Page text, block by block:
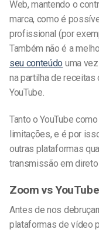
Web, mantendo o
marca, como é
profissional (por
Também não é a
seu conteúdo uma
na partilha de
YouTube.
Tanto o YouTube
limitações, e é por
outras plataformas
transmissão em direto
Zoom vs
Antes de nos
plataformas de vídeo